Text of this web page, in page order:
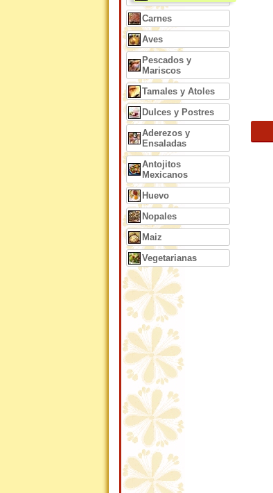
Carnes
Aves
Pescados y
Mariscos
Tamales y Atoles
Dulces y Postres
Aderezos y
Ensaladas
Antojitos
Mexicanos
Huevo
Nopales
Maiz
Vegetarianas